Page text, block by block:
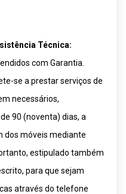
Técnica:
com Garantia.
se a prestar serviços de
necessários,
90 (noventa) dias, a
dos móveis mediante
estipulado também
para que sejam
através do telefone